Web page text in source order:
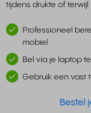
tijdens drukte of
Professioneel
mobiel
Bel via je laptop
Gebruik een vast
Bestel